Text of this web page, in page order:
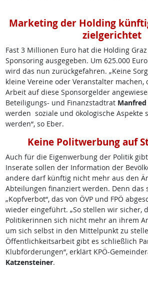
Marketing der Holding
zielgerichtet
Fast 3 Millionen Euro hat die Holding
Sponsoring ausgegeben. Um 625.000
wird das nun zurückgefahren. „Keine
kleine Vereine oder Veranstalter
Arbeit auf diese Sponsorgelder
Beteiligungs- und Finanzstadtrat Manfred
werden soziale und ökologische Aspekte
werden“, so Eber.
Keine Politwerbung auf
Auch für die Eigenwerbung der Politik
Inserate sollen der Information der
andere darf künftig nicht mehr aus den
Abteilungen finanziert werden. Denn das
„Kopfverbot“, das von ÖVP und FPÖ
wieder eingeführt. „So stellen wir sicher,
Politikerinnen sich nicht mehr an ihrem
um sich selbst in den Mittelpunkt zu
Öffentlichkeitsarbeit gibt es schließlich
Klubförderungen“, erklärt KPÖ-
Katzensteiner.